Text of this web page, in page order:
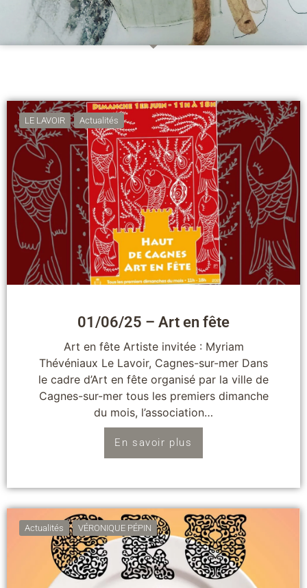
LE LAVOIR Actualités
01/06/25 – Art en fête
Art en fête Artiste invitée : Myriam
Thévéniaux Le Lavoir, Cagnes-sur-mer Dans
le cadre d’Art en fête organisé par la ville de
Cagnes-sur-mer tous les premiers dimanche
du mois, l’association…
En savoir plus
Actualités VÉRONIQUE PÉPIN